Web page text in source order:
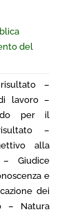
del
–
lavoro –
per il
–
alla
Giudice
e
dei
– Natura